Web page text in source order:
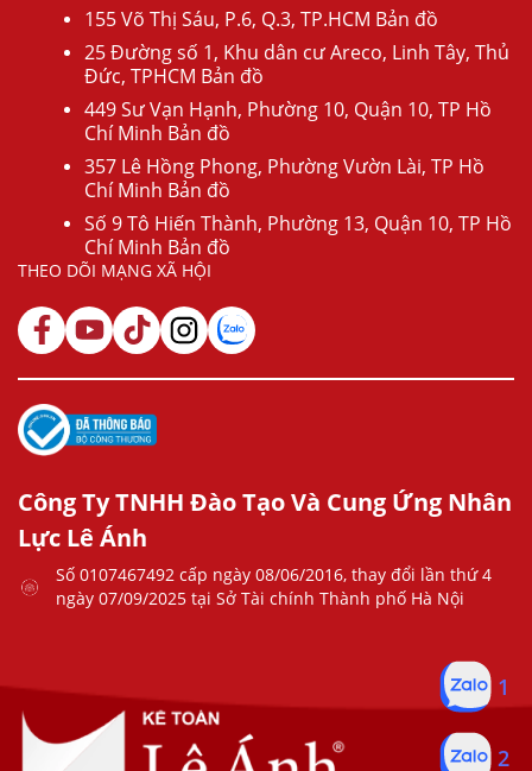
155 Võ Thị Sáu, P.6, Q.3, TP.HCM Bản đồ
25 Đường số 1, Khu dân cư Areco, Linh Tây, Thủ
Đức, TPHCM Bản đồ
449 Sư Vạn Hạnh, Phường 10, Quận 10, TP Hồ
Chí Minh Bản đồ
357 Lê Hồng Phong, Phường Vườn Lài, TP Hồ
Chí Minh Bản đồ
Số 9 Tô Hiến Thành, Phường 13, Quận 10, TP Hồ
Chí Minh Bản đồ
THEO DÕI MẠNG XÃ HỘI
Công Ty TNHH Đào Tạo Và Cung Ứng Nhân
Lực Lê Ánh
Số 0107467492 cấp ngày 08/06/2016, thay đổi lần thứ 4
ngày 07/09/2025 tại Sở Tài chính Thành phố Hà Nội
1
2